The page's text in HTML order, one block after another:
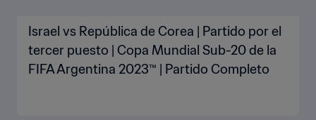
Israel vs República de Corea | Partido por el
tercer puesto | Copa Mundial Sub-20 de la
FIFA Argentina 2023™ | Partido Completo